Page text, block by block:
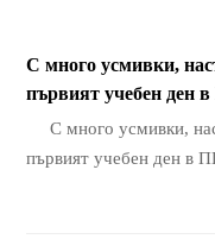
С много усмивки,
първият учебен ден
С много усмивки,
първият учебен ден в